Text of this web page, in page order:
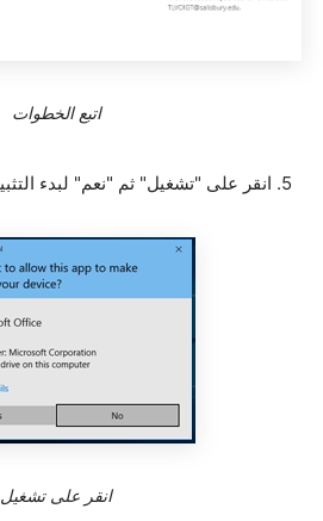
اتبع الخطوات
انقر على تشغيل